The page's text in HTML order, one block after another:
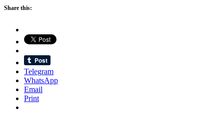
Share this:
Telegram
WhatsApp
Email
Print